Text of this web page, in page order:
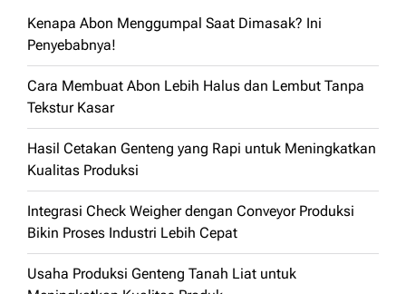
Kenapa Abon Menggumpal Saat Dimasak? Ini
Penyebabnya!
Cara Membuat Abon Lebih Halus dan Lembut Tanpa
Tekstur Kasar
Hasil Cetakan Genteng yang Rapi untuk Meningkatkan
Kualitas Produksi
Integrasi Check Weigher dengan Conveyor Produksi
Bikin Proses Industri Lebih Cepat
Usaha Produksi Genteng Tanah Liat untuk